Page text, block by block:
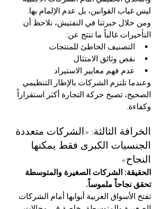
ليس غياب القوانين، بل عدم الإلمام بها.
ومن خلال خبرتنا في التفتيش، نلاحظ أن
التأخيرات غالباً ما تنتج عن:
التصنيف الخاطئ للمنتجات
نقص وثائق الامتثال
عدم فهم معايير الاستيراد
وعندما تلتزم الشركات بالإطار التنظيمي
الصحيح، تصبح حركة التجارة أكثر استقراراً
وكفاءة.
الخرافة الثالثة: «الشركات متعددة
الجنسيات الكبرى فقط يمكنها
النجاح»
الحقيقة: الشركات الصغيرة والمتوسطة
تحقق نجاحاً ملموساً.
تفتح الأسواق العربية أبوابها أمام الشركات